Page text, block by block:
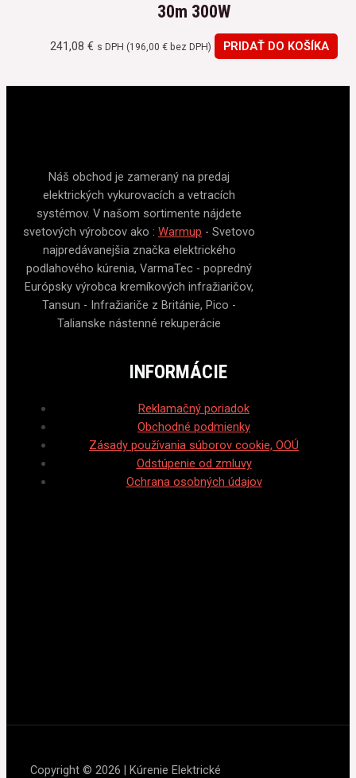
30m 300W
241,08€ s DPH (196,00€ bez DPH) PRIDAŤ DO KOŠÍKA
Náš obchod je zameraný na predaj
elektrických vykurovacích a vetracích
systémov. V našom sortimente nájdete
svetových výrobcov ako : Warmup - Svetovo
najpredávanejšia značka elektrického
podlahového kúrenia, VarmaTec - popredný
Európsky výrobca kremíkových infražiaričov,
Tansun - Infražiariče z Británie, Pico -
Talianske nástenné rekuperácie
INFORMÁCIE
Reklamačný poriadok
Obchodné podmienky
Zásady používania súborov cookie, OOÚ
Odstúpenie od zmluvy
Ochrana osobných údajov
Copyright © 2026 | Kúrenie Elektrické